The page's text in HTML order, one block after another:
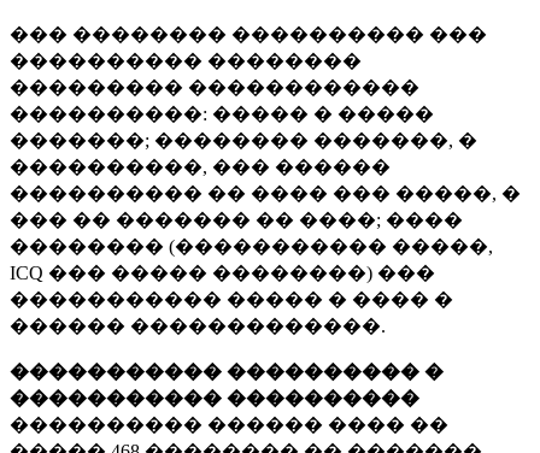
��� �������� ���������� ���
���������� ��������
��������� ������������
����������: ����� � �����
�������; �������� �������, �
����������, ��� ������
���������� �� ���� ��� �����, �
��� �� ������� �� ����; ����
�������� (����������� �����,
ICQ ��� ����� ��������) ���
����������� ����� � ���� �
������ �������������.
����������� ���������� �
����������� ����������
���������� ������ ���� ��